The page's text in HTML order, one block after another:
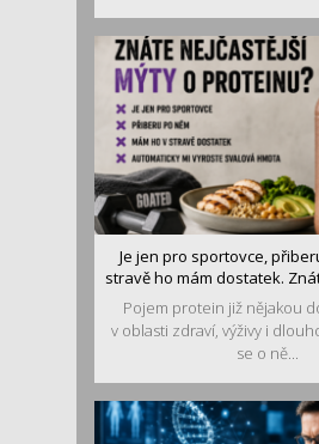
Je jen pro sportovce,
stravě ho mám dostatek.
Pojem protein již nějakou
v oblasti zdraví, výživy i
se o ně...